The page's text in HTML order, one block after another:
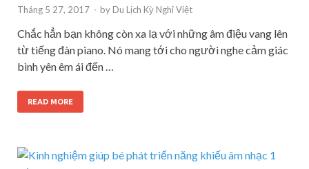
Tháng 5 27, 2017 - by Du Lịch Kỳ Nghỉ Việt
Chắc hẳn bạn không còn xa lạ với những âm điệu vang lên
từ tiếng đàn piano. Nó mang tới cho người nghe cảm giác
bình yên êm ái đến …
READ MORE